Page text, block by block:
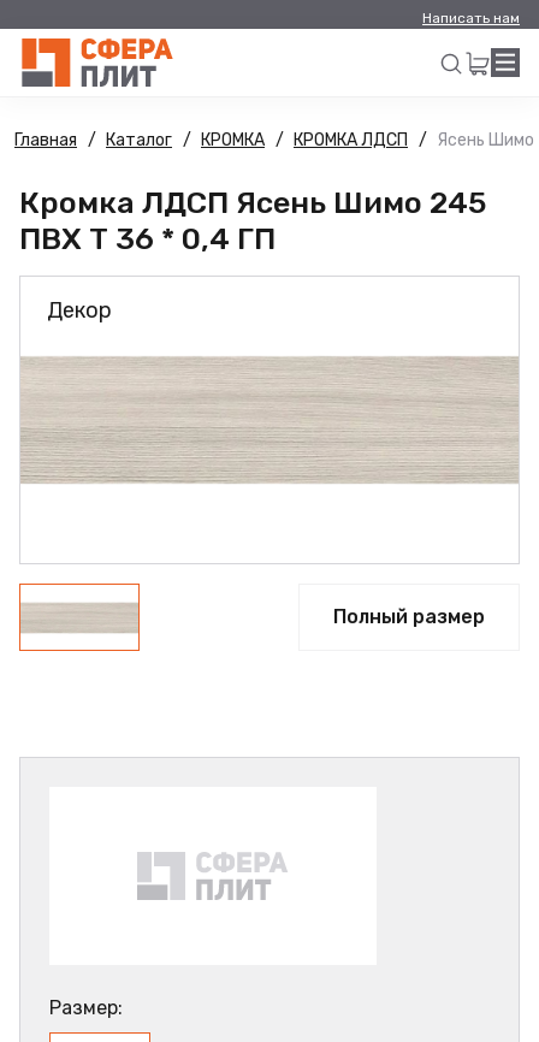
Написать нам
Искать
Главная Каталог КРОМКА КРОМКА ЛДСП Ясень Шимо
Кромка ЛДСП Ясень Шимо 245
ПВХ Т 36 * 0,4 ГП
Декор
Полный размер
Размер: